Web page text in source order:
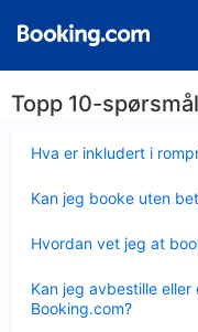
Topp 10-spørsmål
Hva er inkludert i
mindre
Kan jeg booke uten
mindre
Hvordan vet jeg at
mindre
Kan jeg avbestille
Booking.com?
mindre